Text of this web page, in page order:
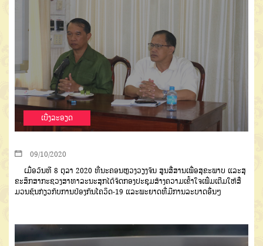
ເບີ່ງລະອຽດ
09/10/2020
ເມື່ອວັນທີ 8 ຕຸລາ 2020 ທີ່ນະຄອນຫຼວງວຽງຈັນ ສູນສື່ສານເພື່ອສຸຂະພາບ ແລະສຸ
ຂະສຶກສາກະຊວງສາທາລະນະສຸກໄດ້ຈັດກອງປະຊຸມສ້າງຄວາມເຂົ້າໃຈເພີ່ມເຕີມໃຫ້ສື່
ມວນຊົນກ່ຽວກັບການປ້ອງກັນໂຄວິດ-19 ແລະພະຍາດທີ່ມີການລະບາດອື່ນໆ